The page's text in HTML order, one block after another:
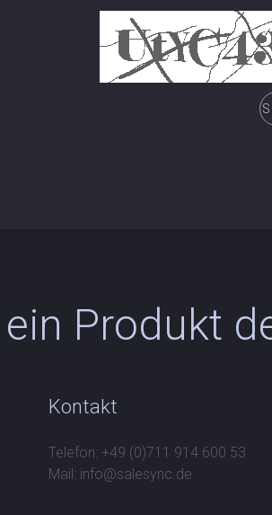
ein Produkt
Kontakt
Telefon: +49 (0)711 914 600 53
Mail: info@salesync.de